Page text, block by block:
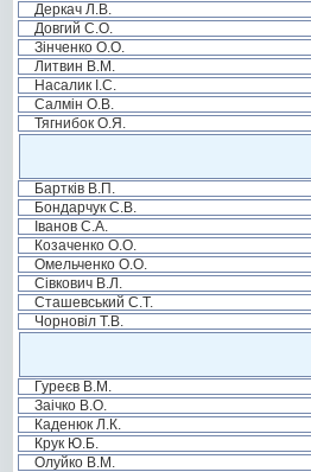
Деркач Л.В.
Довгий С.О.
Зінченко О.О.
Литвин В.М.
Насалик І.С.
Салмін О.В.
Тягнибок О.Я.
Бартків В.П.
Бондарчук С.В.
Іванов С.А.
Козаченко О.О.
Омельченко О.О.
Сівкович В.Л.
Сташевський С.Т.
Чорновіл Т.В.
Гуреєв В.М.
Заічко В.О.
Каденюк Л.К.
Крук Ю.Б.
Олуйко В.М.